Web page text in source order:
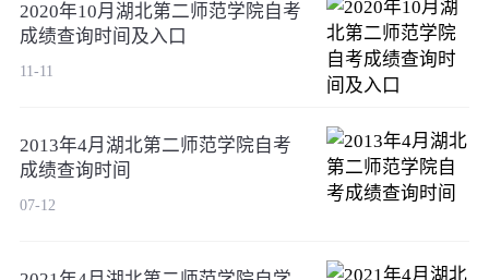
2020年10月湖北第二师范学院自考
成绩查询时间及入口
11-11
2013年4月湖北第二师范学院自考
成绩查询时间
07-12